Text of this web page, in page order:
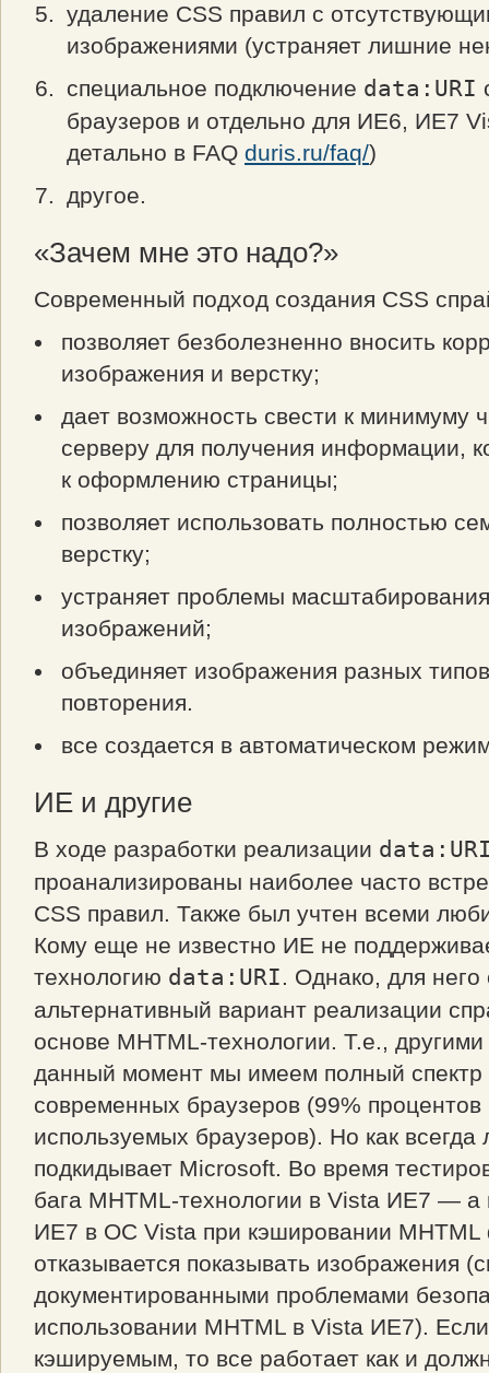
удаление CSS правил с
изображениями (устраняет лишние
специальное подключение data:URI
браузеров и отдельно для ИЕ6, ИЕ7
детально в FAQ duris.ru/faq/)
другое.
«Зачем мне это надо?»
Современный подход создания CSS
позволяет безболезненно вносить
изображения и верстку;
дает возможность свести к минимуму
серверу для получения информации,
к оформлению страницы;
позволяет использовать полностью
верстку;
устраняет проблемы
изображений;
объединяет изображения разных
повторения.
все создается в автоматическом
ИЕ и другие
В ходе разработки реализации
проанализированы наиболее часто
CSS правил. Также был учтен всеми
Кому еще не известно ИЕ не
технологию data:URI. Однако, для него
альтернативный вариант реализации
основе MHTML-технологии. Т.е.,
данный момент мы имеем полный
современных браузеров (99% процентов
используемых браузеров). Но как всегда
подкидывает Microsoft. Во время
бага MHTML-технологии в Vista ИЕ7 — а
ИЕ7 в ОС Vista при кэшировании
отказывается показывать изображения
документированными проблемами
использовании MHTML в Vista ИЕ7).
кэшируемым, то все работает как и